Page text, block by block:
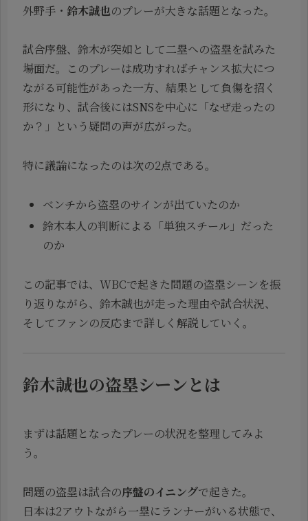
外野手・ 鈴木誠也のプレーが大きな話題となった。
試合序盤、鈴木が突如として二塁への盗塁を試みた
場面だ。このプレーは成功すればチャンス拡大につ
ながる可能性があった一方、結果として負傷を招く
形になり、試合後にはSNSを中心に「なぜ走ったの
か？」という疑問の声が広がった。
特に議論になったのは次の2点である。
ベンチから盗塁のサインが出ていたのか
鈴木本人の判断による「単独スチール」だった
のか
この記事では、WBCで起きた問題の盗塁シーンを振
り返りながら、鈴木誠也が走った理由や試合状況、
そしてファンの反応まで詳しく解説していく。
鈴木誠也の盗塁シーンとは
まずは話題となったプレーの状況を整理してみよ
う。
問題の盗塁は試合の序盤のイニングで起きた。
日本は2アウトながら一塁にランナーがいる状態で、